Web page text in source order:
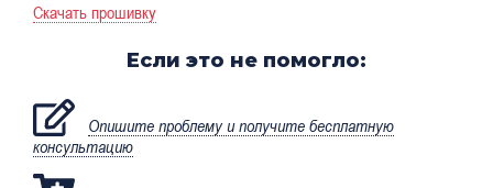
Скачать прошивку
Если это не помогло:
Опишите проблему и получите бесплатную
консультацию